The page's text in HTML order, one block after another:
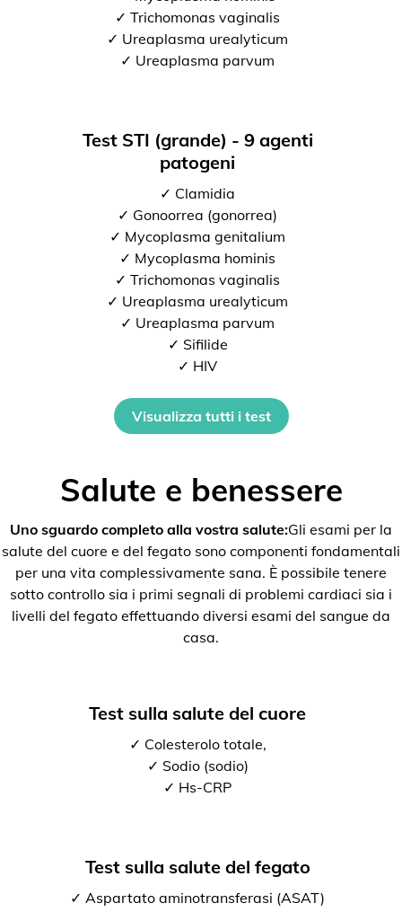
✓ Trichomonas vaginalis
✓ Ureaplasma urealyticum
✓ Ureaplasma parvum
Test STI (grande) - 9 agenti
patogeni
✓ Clamidia
✓ Gonoorrea (gonorrea)
✓ Mycoplasma genitalium
✓ Mycoplasma hominis
✓ Trichomonas vaginalis
✓ Ureaplasma urealyticum
✓ Ureaplasma parvum
✓ Sifilide
✓ HIV
Visualizza tutti i test
Salute e benessere
Uno sguardo completo alla vostra salute:Gli esami per la
salute del cuore e del fegato sono componenti fondamentali
per una vita complessivamente sana. È possibile tenere
sotto controllo sia i primi segnali di problemi cardiaci sia i
livelli del fegato effettuando diversi esami del sangue da
casa.
Test sulla salute del cuore
✓ Colesterolo totale,
✓ Sodio (sodio)
✓ Hs-CRP
Test sulla salute del fegato
✓ Aspartato aminotransferasi (ASAT)